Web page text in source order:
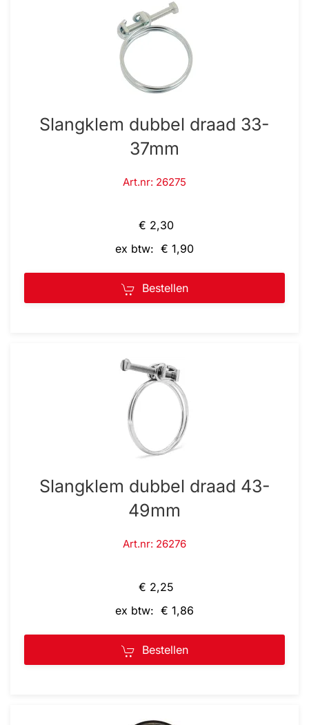
Slangklem dubbel draad 33-
37mm
Art.nr: 26275
€ 2,30
ex btw: € 1,90
Bestellen
Slangklem dubbel draad 43-
49mm
Art.nr: 26276
€ 2,25
ex btw: € 1,86
Bestellen